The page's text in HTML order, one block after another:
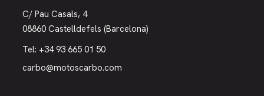
C/ Pau Casals, 4
08860 Castelldefels (Barcelona)
Tel: +34 93 665 01 50
carbo@motoscarbo.com